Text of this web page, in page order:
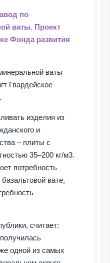
по
ваты. Проект
Фонда развития
ваты
Гвардейское
изделия из
и
– плиты с
35–200 кг/м3.
потребность
вате,
считает:
одной из самых